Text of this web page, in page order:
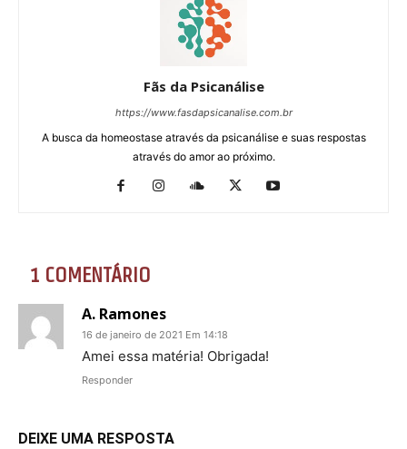
Fãs da Psicanálise
https://www.fasdapsicanalise.com.br
A busca da homeostase através da psicanálise e suas respostas
através do amor ao próximo.
1 COMENTÁRIO
A. Ramones
16 de janeiro de 2021 Em 14:18
Amei essa matéria! Obrigada!
Responder
DEIXE UMA RESPOSTA